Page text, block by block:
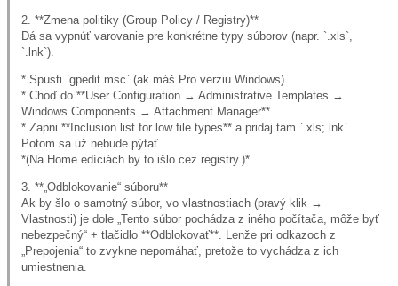
2. **Zmena politiky (Group Policy / Registry)**
Dá sa vypnúť varovanie pre konkrétne typy súborov (napr. `.xls`,
`.lnk`).
* Spusti `gpedit.msc` (ak máš Pro verziu Windows).
* Choď do **User Configuration → Administrative Templates →
Windows Components → Attachment Manager**.
* Zapni **Inclusion list for low file types** a pridaj tam `.xls;.lnk`.
Potom sa už nebude pýtať.
*(Na Home edíciách by to išlo cez registry.)*
3. **„Odblokovanie“ súboru**
Ak by šlo o samotný súbor, vo vlastnostiach (pravý klik →
Vlastnosti) je dole „Tento súbor pochádza z iného počítača, môže byť
nebezpečný“ + tlačidlo **Odblokovať**. Lenže pri odkazoch z
„Prepojenia“ to zvykne nepomáhať, pretože to vychádza z ich
umiestnenia.